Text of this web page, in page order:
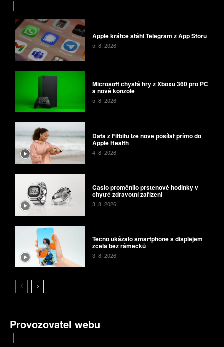
Apple krátce stáhl Telegram z App Storu
5. 8. 2026
Microsoft chystá hry z Xboxu 360 pro PC
a nové konzole
5. 8. 2026
Data z Fitbitu lze nově posílat přímo do
Apple Health
4. 8. 2026
Casio proměnilo prstenové hodinky v
chytré zdravotní zařízení
3. 8. 2026
Tecno ukázalo smartphone s displejem
zcela bez rámečků
3. 8. 2026
Provozovatel webu